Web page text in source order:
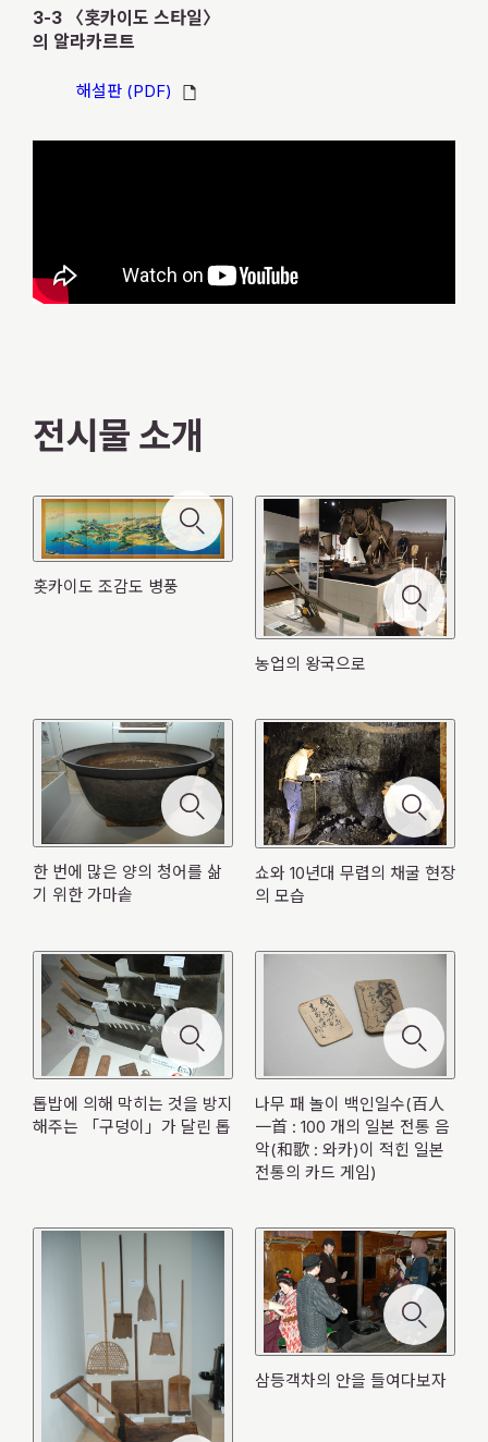
3-3 〈홋카이도 스타일〉
의 알라카르트
해설판 (PDF)
전시물 소개
홋카이도 조감도 병풍
홋카이도 조감도 병풍
モ
ー
ダ
ル
を
閉
る
농업의 왕국으로
농업의 왕국으로
ル
を
閉
じ
る
한 번에 많은 양의 청어를 삶
기 위한 가마솥
한 번에 많은 양의 청어를 삶기 위한 가마솥
モ
ー
ダ
を
閉
じ
る
쇼와 10년대 무렵의 채굴 현장
의 모습
쇼와 10년대 무렵의 채굴 현장의 모습
ー
ダ
ル
を
閉
じ
る
톱밥에 의해 막히는 것을 방지
해주는 「구덩이」가 달린 톱
톱밥에 의해 막히는 것을 방지해주는 「구덩
이」가 달린 톱
ー
ダ
ル
を
閉
じ
る
나무 패 놀이 백인일수(百人
一首 : 100 개의 일본 전통 음
악(和歌 : 와카)이 적힌 일본
전통의 카드 게임)
나무 패 놀이 백인일수(百人一首 : 100 개의 일
드 게임)
モ
ー
じ
る
다양한 제설 도구
ダ
ル
を
삼등객차의 안을 들여다보자
삼등객차의 안을 들여다보자
ー
ダ
ル
を
閉
じ
る
곰이 따라오지 않게 하기 위해 불었던 나팔
モ
ー
ダ
ル
を
閉
じ
〈산페이 시루〉를 먹는데에 사용된 접시
モ
ー
ダ
ル